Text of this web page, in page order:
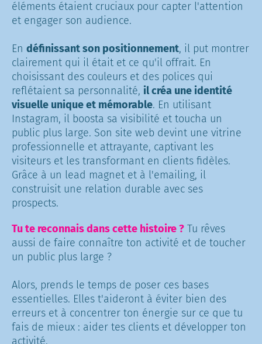
éléments étaient cruciaux pour capter l'attention
et engager son audience.
En définissant son positionnement, il put montrer
clairement qui il était et ce qu'il offrait. En
choisissant des couleurs et des polices qui
reflétaient sa personnalité, il créa une identité
visuelle unique et mémorable. En utilisant
Instagram, il boosta sa visibilité et toucha un
public plus large. Son site web devint une vitrine
professionnelle et attrayante, captivant les
visiteurs et les transformant en clients fidèles.
Grâce à un lead magnet et à l'emailing, il
construisit une relation durable avec ses
prospects.
Tu te reconnais dans cette histoire ? Tu rêves
aussi de faire connaître ton activité et de toucher
un public plus large ?
Alors, prends le temps de poser ces bases
essentielles. Elles t'aideront à éviter bien des
erreurs et à concentrer ton énergie sur ce que tu
fais de mieux : aider tes clients et développer ton
activité.